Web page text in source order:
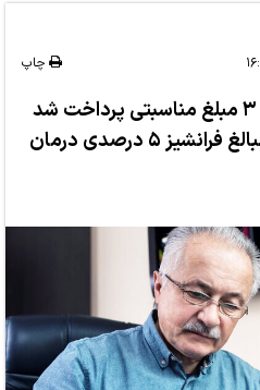
چاپ
مستمری مهرماه به همراه ۳ مبلغ مناسبتی پرداخت شد
/ مرحله نخست بازگشت مبالغ فرانشیز ۵ درصدی درمان